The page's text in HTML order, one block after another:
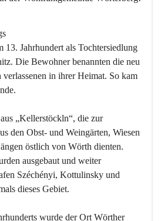
13. Jahrhundert als Tochtersiedlung
Die Bewohner benannten die neu
verlassenen in ihrer Heimat. So kam
„Kellerstöckln“, die zur
den Obst- und Weingärten, Wiesen
östlich von Wörth dienten.
ausgebaut und weiter
Széchényi, Kottulinsky und
dieses Gebiet.
wurde der Ort Wörther